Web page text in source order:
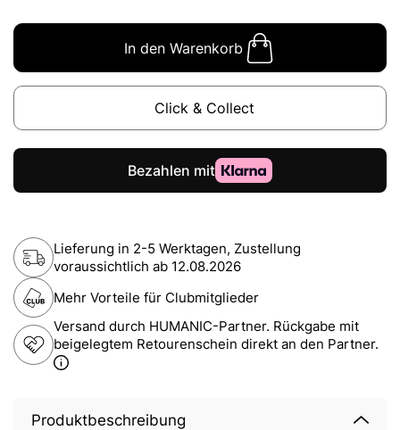
In den Warenkorb
Click & Collect
Lieferung in 2-5 Werktagen, Zustellung
voraussichtlich ab 12.08.2026
Mehr Vorteile für Clubmitglieder
Versand durch HUMANIC-Partner. Rückgabe mit
beigelegtem Retourenschein direkt an den Partner.
Produktbeschreibung